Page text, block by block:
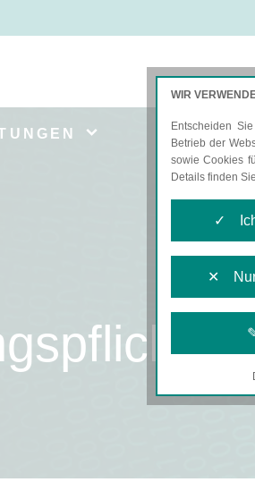
WIR
Entscheiden
Betrieb der
sowie Cookies
Details finden
✓ Ich
✕ Nur
Diese